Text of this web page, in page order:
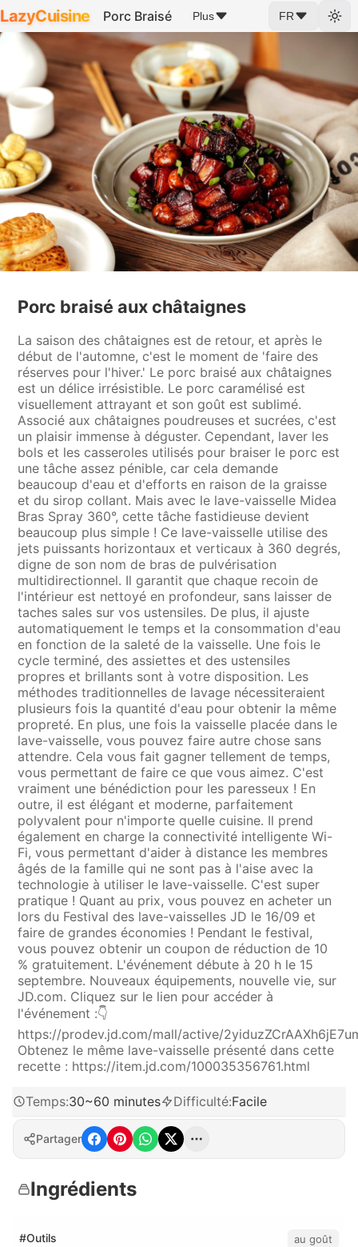
LazyCuisine Porc Braisé Plus FR
Porc braisé aux châtaignes
La saison des châtaignes est de retour, et après le
début de l'automne, c'est le moment de 'faire des
réserves pour l'hiver.' Le porc braisé aux châtaignes
est un délice irrésistible. Le porc caramélisé est
visuellement attrayant et son goût est sublimé.
Associé aux châtaignes poudreuses et sucrées, c'est
un plaisir immense à déguster. Cependant, laver les
bols et les casseroles utilisés pour braiser le porc est
une tâche assez pénible, car cela demande
beaucoup d'eau et d'efforts en raison de la graisse
et du sirop collant. Mais avec le lave-vaisselle Midea
Bras Spray 360°, cette tâche fastidieuse devient
beaucoup plus simple ! Ce lave-vaisselle utilise des
jets puissants horizontaux et verticaux à 360 degrés,
digne de son nom de bras de pulvérisation
multidirectionnel. Il garantit que chaque recoin de
l'intérieur est nettoyé en profondeur, sans laisser de
taches sales sur vos ustensiles. De plus, il ajuste
automatiquement le temps et la consommation d'eau
en fonction de la saleté de la vaisselle. Une fois le
cycle terminé, des assiettes et des ustensiles
propres et brillants sont à votre disposition. Les
méthodes traditionnelles de lavage nécessiteraient
plusieurs fois la quantité d'eau pour obtenir la même
propreté. En plus, une fois la vaisselle placée dans le
lave-vaisselle, vous pouvez faire autre chose sans
attendre. Cela vous fait gagner tellement de temps,
vous permettant de faire ce que vous aimez. C'est
vraiment une bénédiction pour les paresseux ! En
outre, il est élégant et moderne, parfaitement
polyvalent pour n'importe quelle cuisine. Il prend
également en charge la connectivité intelligente Wi-
Fi, vous permettant d'aider à distance les membres
âgés de la famille qui ne sont pas à l'aise avec la
technologie à utiliser le lave-vaisselle. C'est super
pratique ! Quant au prix, vous pouvez en acheter un
lors du Festival des lave-vaisselles JD le 16/09 et
faire de grandes économies ! Pendant le festival,
vous pouvez obtenir un coupon de réduction de 10
% gratuitement. L'événement débute à 20 h le 15
septembre. Nouveaux équipements, nouvelle vie, sur
JD.com. Cliquez sur le lien pour accéder à
l'événement :👇
https://prodev.jd.com/mall/active/
Obtenez le même lave-vaisselle présenté dans cette
recette : https://item.jd.com/100035356761.html
Temps:30~60 minutes Difficulté:Facile
Partager
Ingrédients
#Outils au goût